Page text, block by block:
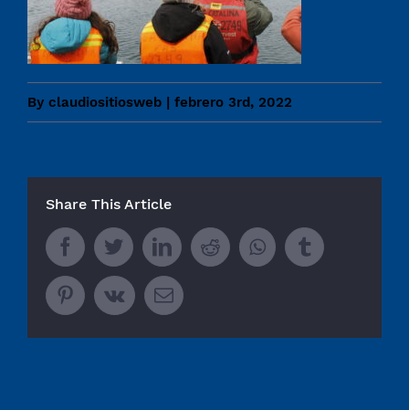
By claudiositiosweb | febrero 3rd, 2022
Share This Article